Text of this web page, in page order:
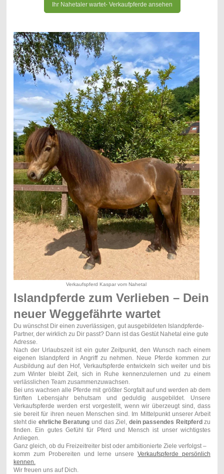
Ihr Nahetaler wartet- Verkaufpferde ansehen
Verkaufspferd Kaspar vom Nahetal
Islandpferde zum Verlieben – Dein
neuer Weggefährte wartet
Du wünschst Dir einen zuverlässigen, gut ausgebildeten Islandpferde-
Partner, der wirklich zu Dir passt? Dann ist das Gestüt Nahetal eine gute
Adresse.
Nach der Urlaubszeit ist ein guter Zeitpunkt, den Wunsch nach einem
eigenen Islandpferd in Angriff zu nehmen. Neue Pferde kommen zur
Ausbildung auf den Hof, Verkaufspferde entwickeln sich weiter und bis
zum Winter bleibt Zeit, sich in Ruhe kennenzulernen und zu einem
verlässlichen Team zusammenzuwachsen.
Bei uns wachsen alle Pferde mit größter Sorgfalt auf und werden ab dem
fünften Lebensjahr behutsam und geduldig ausgebildet. Unsere
Verkaufspferde werden erst vorgestellt, wenn wir überzeugt sind, dass
sie bereit für ihren neuen Menschen sind. Im Mittelpunkt unserer Arbeit
steht die ehrliche Beratung und das Ziel, dein passendes Reitpferdzu
finden. Ein gutes Gefühl für Pferd und Mensch ist unser wichtigstes
Anliegen.
Ganz gleich, ob du Freizeitreiter bist oder ambitionierte Ziele verfolgst –
komm zum Probereiten und lerne unsereVerkaufspferde persönlich
kennen.
Wir freuen uns auf Dich.